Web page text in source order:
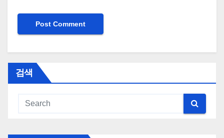
검색